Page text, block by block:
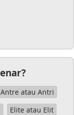
Antre atau Antri
Elite atau Elit